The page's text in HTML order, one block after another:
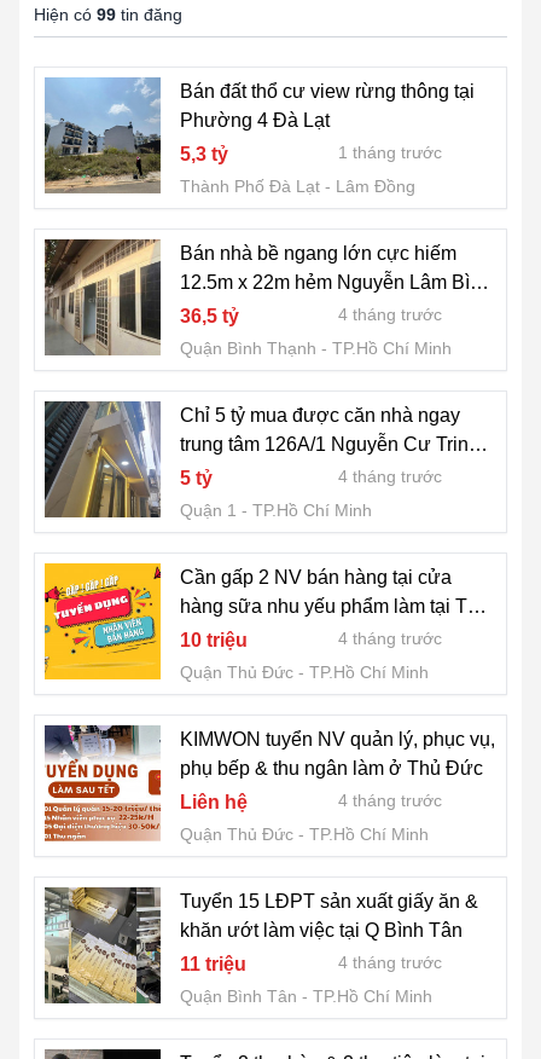
Hiện có 99 tin đăng
Bán đất thổ cư view rừng thông tại
Phường 4 Đà Lạt
5,3 tỷ
1 tháng trước
Thành Phố Đà Lạt
Lâm Đồng
Bán nhà bề ngang lớn cực hiếm
12.5m x 22m hẻm Nguyễn Lâm Bình
Thạnh
36,5 tỷ
4 tháng trước
Quận Bình Thạnh
TP.Hồ Chí Minh
Chỉ 5 tỷ mua được căn nhà ngay
trung tâm 126A/1 Nguyễn Cư Trinh
Q1
5 tỷ
4 tháng trước
Quận 1
TP.Hồ Chí Minh
Cần gấp 2 NV bán hàng tại cửa
hàng sữa nhu yếu phẩm làm tại Thủ
Đức
10 triệu
4 tháng trước
Quận Thủ Đức
TP.Hồ Chí Minh
KIMWON tuyển NV quản lý, phục vụ,
phụ bếp & thu ngân làm ở Thủ Đức
Liên hệ
4 tháng trước
Quận Thủ Đức
TP.Hồ Chí Minh
Tuyển 15 LĐPT sản xuất giấy ăn &
khăn ướt làm việc tại Q Bình Tân
11 triệu
4 tháng trước
Quận Bình Tân
TP.Hồ Chí Minh